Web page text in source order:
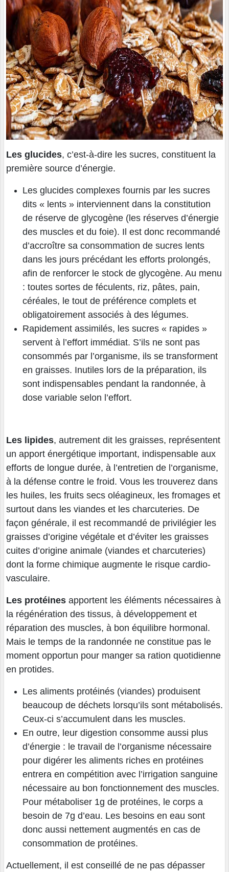
Les glucides, c’est-à-dire les sucres, constituent la
première source d’énergie.
Les glucides complexes fournis par les sucres
dits « lents » interviennent dans la constitution
de réserve de glycogène (les réserves d’énergie
des muscles et du foie). Il est donc recommandé
d’accroître sa consommation de sucres lents
dans les jours précédant les efforts prolongés,
afin de renforcer le stock de glycogène. Au menu
: toutes sortes de féculents, riz, pâtes, pain,
céréales, le tout de préférence complets et
obligatoirement associés à des légumes.
Rapidement assimilés, les sucres « rapides »
servent à l’effort immédiat. S’ils ne sont pas
consommés par l’organisme, ils se transforment
en graisses. Inutiles lors de la préparation, ils
sont indispensables pendant la randonnée, à
dose variable selon l’effort.
Les lipides, autrement dit les graisses, représentent
un apport énergétique important, indispensable aux
efforts de longue durée, à l’entretien de l’organisme,
à la défense contre le froid. Vous les trouverez dans
les huiles, les fruits secs oléagineux, les fromages et
surtout dans les viandes et les charcuteries. De
façon générale, il est recommandé de privilégier les
graisses d’origine végétale et d’éviter les graisses
cuites d’origine animale (viandes et charcuteries)
dont la forme chimique augmente le risque cardio-
vasculaire.
Les protéines apportent les éléments nécessaires à
la régénération des tissus, à développement et
réparation des muscles, à bon équilibre hormonal.
Mais le temps de la randonnée ne constitue pas le
moment opportun pour manger sa ration quotidienne
en protides.
Les aliments protéinés (viandes) produisent
beaucoup de déchets lorsqu’ils sont métabolisés.
Ceux-ci s’accumulent dans les muscles.
En outre, leur digestion consomme aussi plus
d’énergie : le travail de l’organisme nécessaire
pour digérer les aliments riches en protéines
entrera en compétition avec l’irrigation sanguine
nécessaire au bon fonctionnement des muscles.
Pour métaboliser 1g de protéines, le corps a
besoin de 7g d’eau. Les besoins en eau sont
donc aussi nettement augmentés en cas de
consommation de protéines.
Actuellement, il est conseillé de ne pas dépasser